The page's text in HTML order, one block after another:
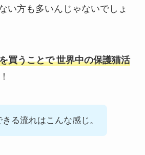
い方も多いんじゃないでしょ
買うことで 世界中の保護猫活
る流れはこんな感じ。